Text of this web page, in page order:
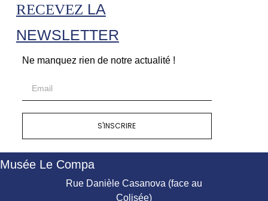
RECEVEZ LA
NEWSLETTER
Ne manquez rien de notre actualité !
S'INSCRIRE
Musée Le Compa
Rue Danièle Casanova (face au
Colisée)